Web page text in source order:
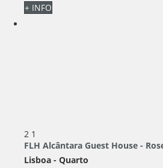
+ INFO
2 1
FLH Alcântara Guest House -
Lisboa - Quarto